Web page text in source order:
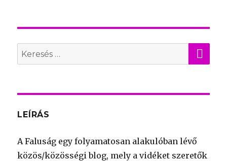
Search
for:
LEÍRÁS
A Faluság egy folyamatosan alakulóban lévő
közös/közösségi blog, mely a vidéket szeretők